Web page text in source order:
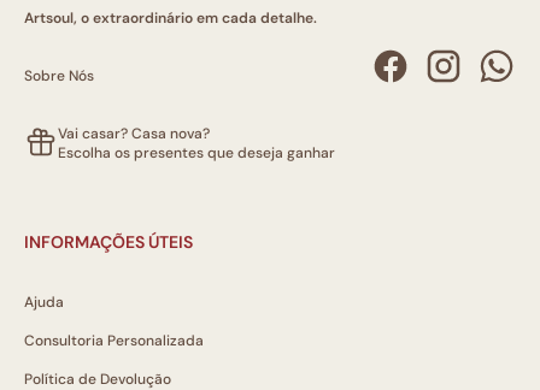
Artsoul, o extraordinário em cada detalhe.
Sobre Nós
Vai casar? Casa nova?
Escolha os presentes que deseja ganhar
INFORMAÇÕES ÚTEIS
Ajuda
Consultoria Personalizada
Política de Devolução